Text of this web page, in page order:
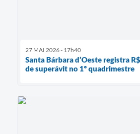
27 MAI 2026 - 17h40
Santa Bárbara d’Oeste registra
de superávit no 1º quadrimestre